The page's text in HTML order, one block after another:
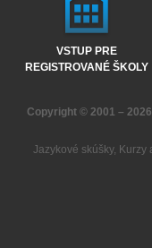
VSTUP PRE
REGISTROVANÉ ŠKOLY
Copyright © 2001 – 2026
Jazykové skúšky, Kurzy